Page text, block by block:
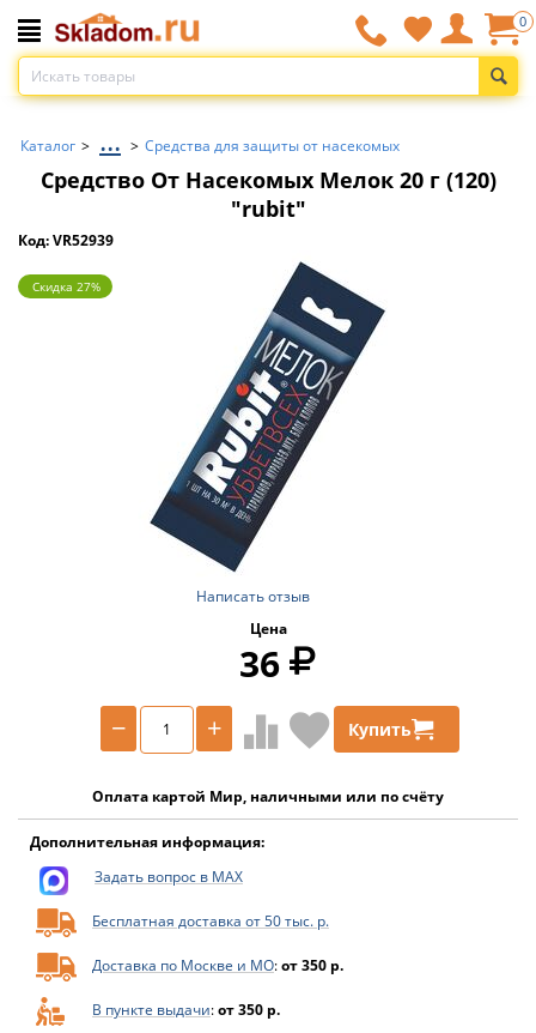
0
Каталог > ... > Средства для защиты от насекомых
Средство От Насекомых Мелок 20 г (120)
"rubit"
Код: VR52939
Скидка 27%
Написать отзыв
Цена
36
+
− Купить
Оплата картой Мир, наличными или по счёту
Дополнительная информация:
Задать вопрос в MAX
Бесплатная доставка от 50 тыс. р.
Доставка по Москве и МО:от 350 р.
В пункте выдачи:от 350 р.